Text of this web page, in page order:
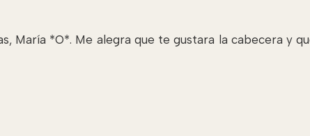
María *O*. Me alegra que te gustara la cabecera y